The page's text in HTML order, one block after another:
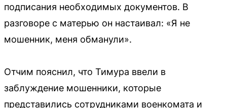
подписания необходимых документов. В
разговоре с матерью он настаивал: «Я не
мошенник, меня обманули».
Отчим пояснил, что Тимура ввели в
заблуждение мошенники, которые
представились сотрудниками военкомата и